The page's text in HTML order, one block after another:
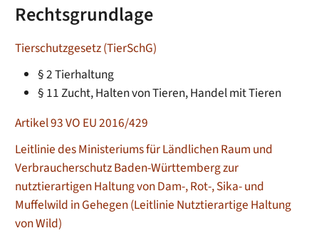
Rechtsgrundlage
Tierschutzgesetz (TierSchG)
§ 2 Tierhaltung
§ 11 Zucht, Halten von Tieren, Handel mit Tieren
Artikel 93 VO EU 2016/429
Leitlinie des Ministeriums für Ländlichen Raum und
Verbraucherschutz Baden-Württemberg zur
nutztierartigen Haltung von Dam-, Rot-, Sika- und
Muffelwild in Gehegen (Leitlinie Nutztierartige Haltung
von Wild)